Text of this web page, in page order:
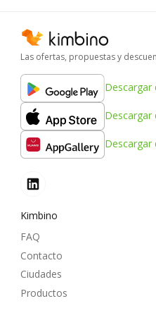
Las ofertas, propuestas y
Descargar
Descargar
Descargar
Kimbino
FAQ
Contacto
Ciudades
Productos